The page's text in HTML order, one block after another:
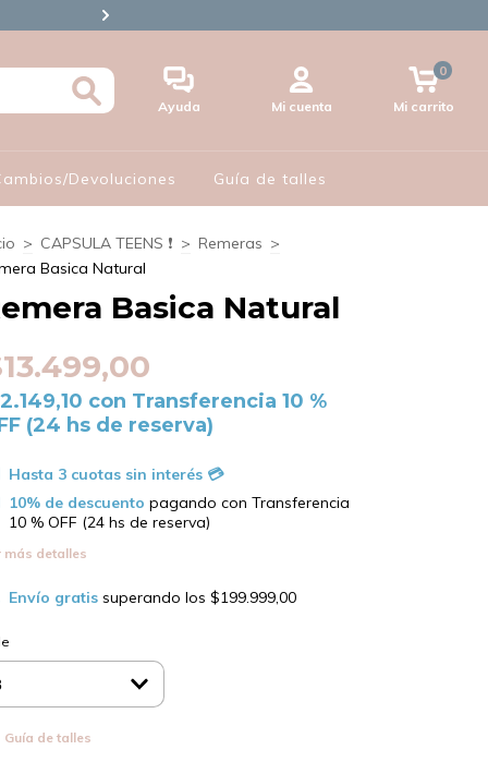
Ayuda Mi cuenta Mi carrito
0
Devoluciones Guía de talles
> CAPSULA TEENS ❗​ > Remeras >
Basica Natural
Basica Natural
con Transferencia 10 %
(24 hs de reserva)
10% de descuento pagando con Transferencia
10 % OFF (24 hs de reserva)
más detalles
Envío gratis superando los $199.999,00
Guía de talles